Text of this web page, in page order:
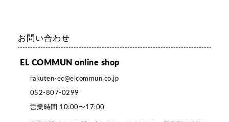
お問い合わせ
EL COMMUN online shop
rakuten-ec@elcommun.co.jp
052-807-0299
営業時間 10:00〜17:00